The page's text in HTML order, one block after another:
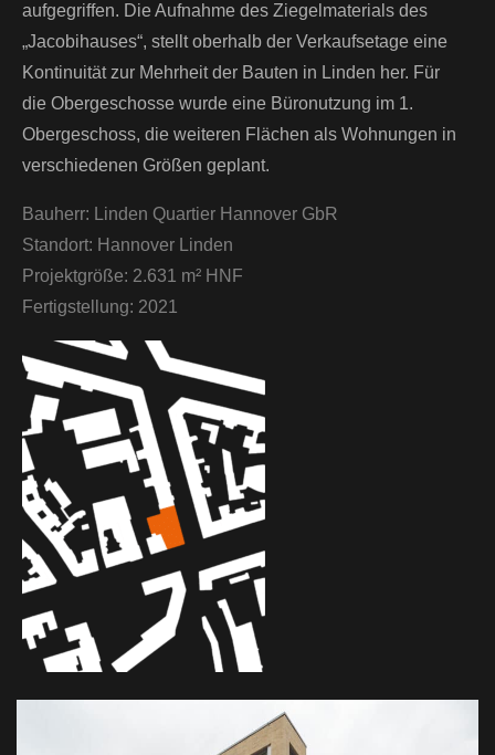
aufgegriffen. Die Aufnahme des Ziegelmaterials des
„Jacobihauses“, stellt oberhalb der Verkaufsetage eine
Kontinuität zur Mehrheit der Bauten in Linden her. Für
die Obergeschosse wurde eine Büronutzung im 1.
Obergeschoss, die weiteren Flächen als Wohnungen in
verschiedenen Größen geplant.
Bauherr: Linden Quartier Hannover GbR
Standort: Hannover Linden
Projektgröße: 2.631 m² HNF
Fertigstellung: 2021